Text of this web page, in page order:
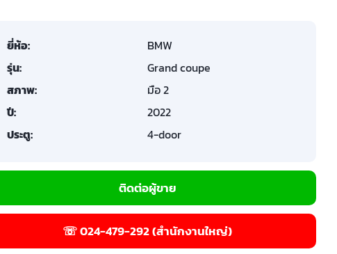
ยี่ห้อ:
BMW
รุ่น:
Grand coupe
สภาพ:
มือ 2
ปี:
2022
ประตู:
4-door
ติดต่อผู้ขาย
☏ 024-479-292 (สำนักงานใหญ่)